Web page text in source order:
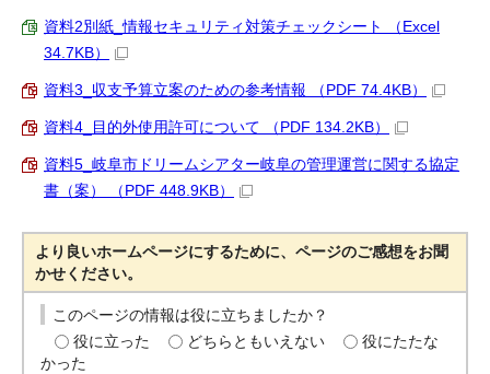
資料2別紙_情報セキュリティ対策チェックシート （Excel
34.7KB）
資料3_収支予算立案のための参考情報 （PDF 74.4KB）
資料4_目的外使用許可について （PDF 134.2KB）
資料5_岐阜市ドリームシアター岐阜の管理運営に関する協定
書（案） （PDF 448.9KB）
より良いホームページにするために、ページのご感想をお聞
かせください。
このページの情報は役に立ちましたか？
役に立った
どちらともいえない
役にたたな
かった